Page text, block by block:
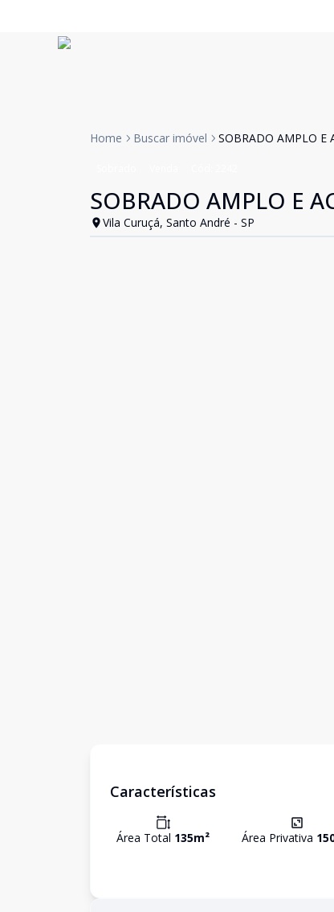
Home Buscar imóvel SOBRADO AMPLO E
SOBRADO AMPLO E
Vila Curuçá, Santo André - SP
Características
Área Total 135m² Área Privativa